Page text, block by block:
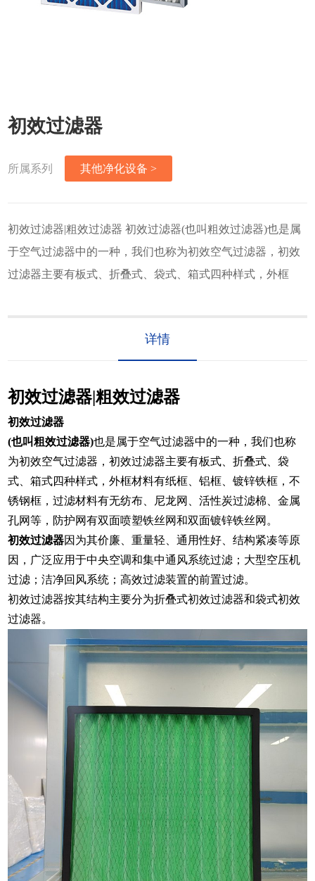
初效过滤器
所属系列 其他净化设备 >
初效过滤器|粗效过滤器 初效过滤器(也叫粗效过滤器)也是属
于空气过滤器中的一种，我们也称为初效空气过滤器，初效
过滤器主要有板式、折叠式、袋式、箱式四种样式，外框
详情
初效过滤器|粗效过滤器
初效过滤器
(也叫粗效过滤器)也是属于空气过滤器中的一种，我们也称
为初效空气过滤器，初效过滤器主要有板式、折叠式、袋
式、箱式四种样式，外框材料有纸框、铝框、镀锌铁框，不
锈钢框，过滤材料有无纺布、尼龙网、活性炭过滤棉、金属
孔网等，防护网有双面喷塑铁丝网和双面镀锌铁丝网。
初效过滤器因为其价廉、重量轻、通用性好、结构紧凑等原
因，广泛应用于中央空调和集中通风系统过滤；大型空压机
过滤；洁净回风系统；高效过滤装置的前置过滤。
初效过滤器按其结构主要分为折叠式初效过滤器和袋式初效
过滤器。